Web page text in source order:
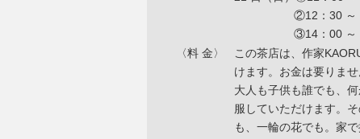
②12：30 ～
③14：00 ～
〈料 金〉
この茶店は、作家
けます。お金は要りませ
大人も子供も誰でも、
服していただけます。
も、一輪の花でも。家で